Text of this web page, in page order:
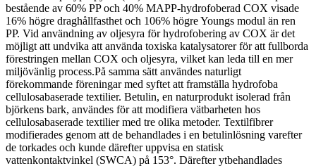
bestående av 60% PP och 40% MAPP-hydrofoberad COX visade
16% högre draghållfasthet och 106% högre Youngs modul än ren
PP. Vid användning av oljesyra för hydrofobering av COX är det
möjligt att undvika att använda toxiska katalysatorer för att fullborda
förestringen mellan COX och oljesyra, vilket kan leda till en mer
miljövänlig process.På samma sätt användes naturligt
förekommande föreningar med syftet att framställa hydrofoba
cellulosabaserade textilier. Betulin, en naturprodukt isolerad från
björkens bark, användes för att modifiera vätbarheten hos
cellulosabaserade textilier med tre olika metoder. Textilfibrer
modifierades genom att de behandlades i en betulinlösning varefter
de torkades och kunde därefter uppvisa en statisk
vattenkontaktvinkel (SWCA) på 153°. Därefter ytbehandlades